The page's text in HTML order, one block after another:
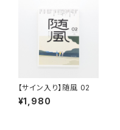
【サイン入り】随風 02
¥1,980